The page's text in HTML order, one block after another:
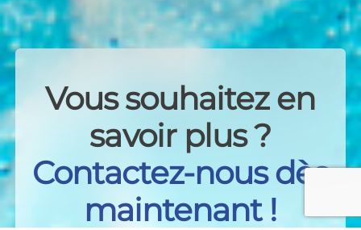
Vous souhaitez en
savoir plus ?
Contactez-nous dès
maintenant !